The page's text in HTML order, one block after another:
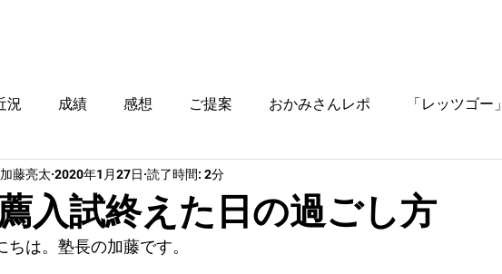
況 成績 感想 ご提案 おかみさんレポ 「レッツゴー」
想 受験に役立つ情報
入試終えた日の過ごし方
加藤亮太 2020年1月27日 読了時間: 2分
ちは。塾長の加藤です。